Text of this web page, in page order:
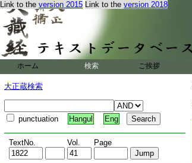
Link to the version 2015 Link to the version 2018
ホーム 検索 ご挨拶
大正蔵検索
punctuation Hangul Eng
TextNo. Vol. Page